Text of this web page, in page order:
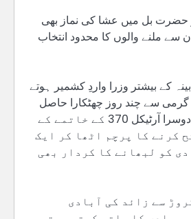
حضرت بل میں عشا کی نماز بھی
سے ملنے والوں کا محدود انتخاب
کے بیشتر وزرا واردِ کشمیر ہوتے
گرمی سے چند روز چھٹکارا حاصل
کرنا چاہتے ہیں اور دوسرا آرٹیکل 370 کے خاتمے کے
کرنے کا پرچم اٹھا کر ایک
کو لبھانے کا کردار بھی
سے زائد کی آبادی